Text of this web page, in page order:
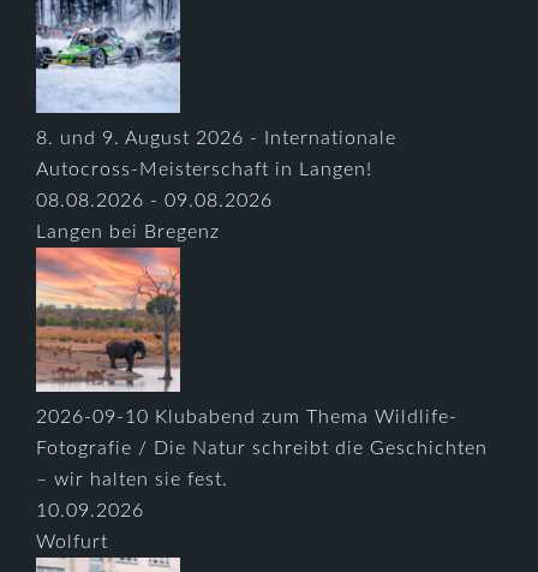
8. und 9. August 2026 - Internationale
Autocross-Meisterschaft in Langen!
08.08.2026 - 09.08.2026
Langen bei Bregenz
2026-09-10 Klubabend zum Thema Wildlife-
Fotografie / Die Natur schreibt die Geschichten
– wir halten sie fest.
10.09.2026
Wolfurt